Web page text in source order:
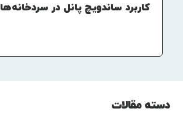
کاربرد ساندویچ پانل در سردخانه‌ها
دسته مقالات